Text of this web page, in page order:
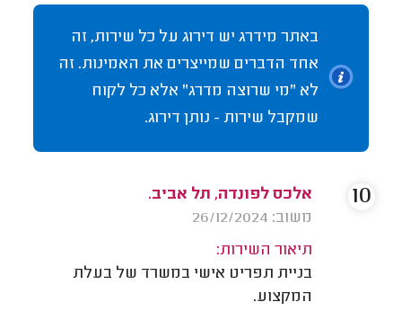
באתר מידרג יש דירוג על כל שירות, זה
אחד הדברים שמייצרים את האמינות. זה
לא "מי שרוצה מדרג" אלא כל לקוח
שמקבל שירות - נותן דירוג.
אלכס לפונדה, תל אביב.
משוב: 26/12/2024
תיאור השירות:
בניית תפריט אישי במשרד של בעלת
המקצוע.
10